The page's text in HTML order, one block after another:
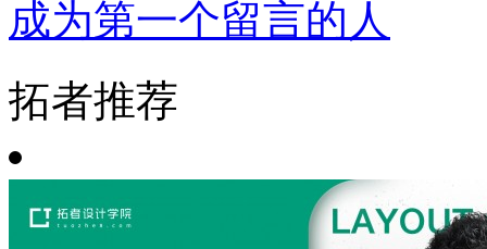
成为第一个留言的人
拓者推荐